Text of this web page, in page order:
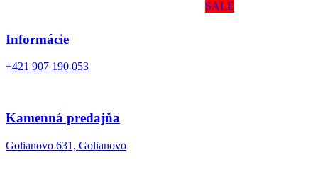
Informácie
+421 907 190 053
Kamenná predajňa
Golianovo 631, Golianovo
SALE